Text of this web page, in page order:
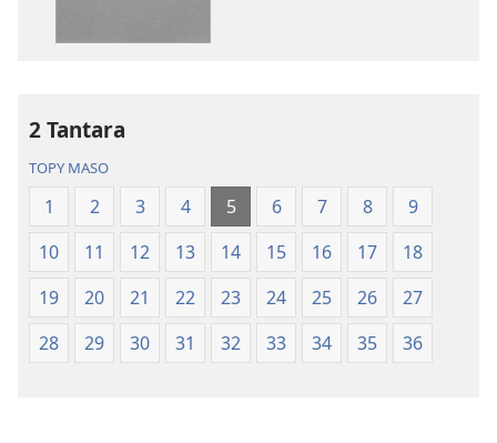
2021)
2021)
2 Tantara
TOPY MASO
1 2 3 4 5 6 7 8
9
10
11 12 13 14 15 16 17
18
19
20 21 22 23 24 25 26
27
28
29 30 31 32 33 34 35 36